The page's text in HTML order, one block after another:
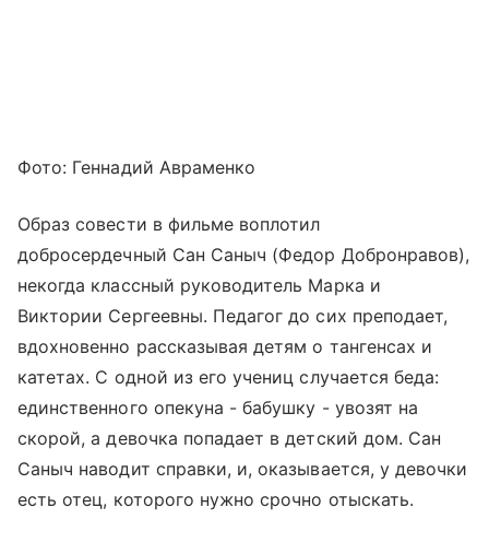
Фото: Геннадий Авраменко
Образ совести в фильме воплотил
добросердечный Сан Саныч (Федор Добронравов),
некогда классный руководитель Марка и
Виктории Сергеевны. Педагог до сих преподает,
вдохновенно рассказывая детям о тангенсах и
катетах. С одной из его учениц случается беда:
единственного опекуна - бабушку - увозят на
скорой, а девочка попадает в детский дом. Сан
Саныч наводит справки, и, оказывается, у девочки
есть отец, которого нужно срочно отыскать.